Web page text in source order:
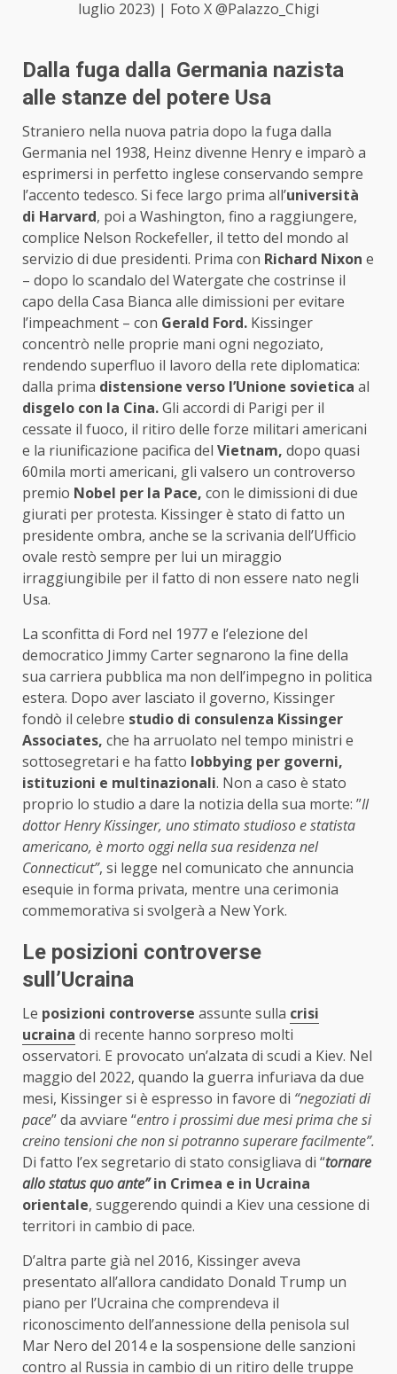
luglio 2023) | Foto X @Palazzo_Chigi
Dalla fuga dalla Germania nazista
alle stanze del potere Usa
Straniero nella nuova patria dopo la fuga dalla
Germania nel 1938, Heinz divenne Henry e imparò a
esprimersi in perfetto inglese conservando sempre
l’accento tedesco. Si fece largo prima all’università
di Harvard, poi a Washington, fino a raggiungere,
complice Nelson Rockefeller, il tetto del mondo al
servizio di due presidenti. Prima con Richard Nixon e
– dopo lo scandalo del Watergate che costrinse il
capo della Casa Bianca alle dimissioni per evitare
l’impeachment – con Gerald Ford. Kissinger
concentrò nelle proprie mani ogni negoziato,
rendendo superfluo il lavoro della rete diplomatica:
dalla prima distensione verso l’Unione sovietica al
disgelo con la Cina.Gli accordi di Parigi per il
cessate il fuoco, il ritiro delle forze militari americani
e la riunificazione pacifica del Vietnam, dopo quasi
60mila morti americani, gli valsero un controverso
premio Nobel per la Pace, con le dimissioni di due
giurati per protesta. Kissinger è stato di fatto un
presidente ombra, anche se la scrivania dell’Ufficio
ovale restò sempre per lui un miraggio
irraggiungibile per il fatto di non essere nato negli
Usa.
La sconfitta di Ford nel 1977 e l’elezione del
democratico Jimmy Carter segnarono la fine della
sua carriera pubblica ma non dell’impegno in politica
estera. Dopo aver lasciato il governo, Kissinger
fondò il celebre studio di consulenza Kissinger
Associates, che ha arruolato nel tempo ministri e
sottosegretari e ha fatto lobbying per governi,
istituzioni e multinazionali. Non a caso è stato
proprio lo studio a dare la notizia della sua morte: ”Il
dottor Henry Kissinger, uno stimato studioso e statista
americano, è morto oggi nella sua residenza nel
Connecticut”, si legge nel comunicato che annuncia
esequie in forma privata, mentre una cerimonia
commemorativa si svolgerà a New York.
Le posizioni controverse
sull’Ucraina
Le posizioni controverse assunte sulla crisi
ucraina di recente hanno sorpreso molti
osservatori. E provocato un’alzata di scudi a Kiev. Nel
maggio del 2022, quando la guerra infuriava da due
mesi, Kissinger si è espresso in favore di “negoziati di
pace” da avviare “entro i prossimi due mesi prima che si
creino tensioni che non si potranno superare facilmente”.
Di fatto l’ex segretario di stato consigliava di “tornare
allo status quo ante”in Crimea e in Ucraina
orientale, suggerendo quindi a Kiev una cessione di
territori in cambio di pace.
D’altra parte già nel 2016, Kissinger aveva
presentato all’allora candidato Donald Trump un
piano per l’Ucraina che comprendeva il
riconoscimento dell’annessione della penisola sul
Mar Nero del 2014 e la sospensione delle sanzioni
contro al Russia in cambio di un ritiro delle truppe